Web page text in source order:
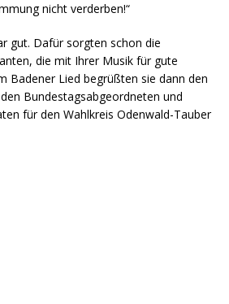
nicht verderben!“
gut. Dafür sorgten schon die
die mit Ihrer Musik für gute
Badener Lied begrüßten sie dann den
Bundestagsabgeordneten und
für den Wahlkreis Odenwald-Tauber